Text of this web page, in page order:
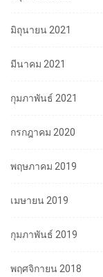
มิถุนายน 2021
มีนาคม 2021
กุมภาพันธ์ 2021
กรกฎาคม 2020
พฤษภาคม 2019
เมษายน 2019
กุมภาพันธ์ 2019
พฤศจิกายน 2018